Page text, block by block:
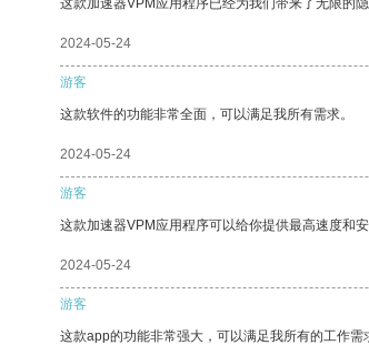
这款加速器VPM应用程序已经为我们带来了无限的隐
2024-05-24
游客
这款软件的功能非常全面，可以满足我所有需求。
2024-05-24
游客
这款加速器VPM应用程序可以给你提供最高速度和
2024-05-24
游客
这款app的功能非常强大，可以满足我所有的工作需